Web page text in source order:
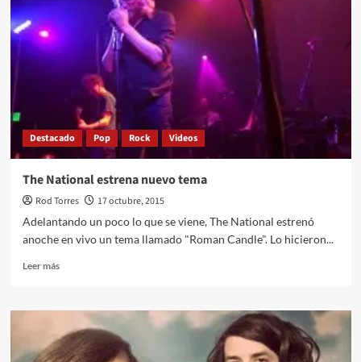
Beach
House
«Thank
Your
Lucky
Stars»
entero
Destacado Pop Rock Videos
The National estrena nuevo tema
Rod Torres
17 octubre, 2015
Adelantando un poco lo que se viene, The National estrenó
anoche en vivo un tema llamado "Roman Candle". Lo hicieron...
Leer másLeer
The
National
estrena
nuevo